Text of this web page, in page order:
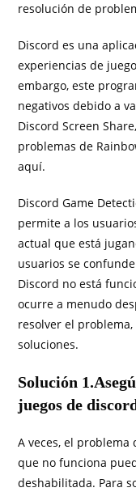
resolución de
Discord es una
experiencias de
embargo, este
negativos debido a
Discord Screen
problemas de
aquí.
Discord Game
permite a los
actual que está
usuarios se
Discord no está
ocurre a menudo
resolver el
soluciones.
Solución
juegos de
A veces, el
que no funciona
deshabilitada. Para